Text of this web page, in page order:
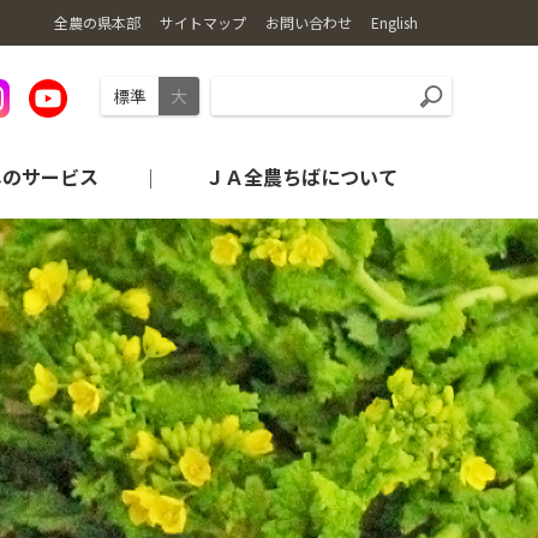
全農の県本部 サイトマップ お問い合わせ English
標準 大
サービス ＪＡ全農ちばについて
旬・レシピの紹介
産地から探す
農業機械情報
コンプライアンス